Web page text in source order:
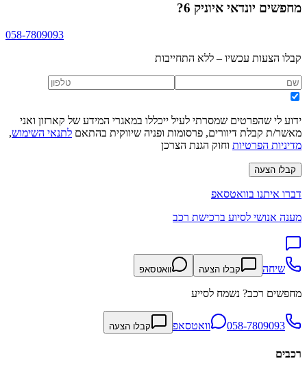
מחפשים יונדאי איוניק 6 ?
058-7809093
קבלו הצעות עכשיו – ללא התחייבות
ידוע לי שהפרטים שמסרתי לעיל ייכללו במאגרי המידע של קארזון ואני
מאשר/ת קבלת דיוורים, פרסומות ופניה שיווקית בהתאם לתנאי השימוש,
מדיניות הפרטיות וחוק הגנת הצרכן
קבלו הצעה
דברו איתנו בוואטסאפ
מענה אנושי לסיוע ברכישת רכב
שיחה קבלו הצעה וואטסאפ
מחפשים רכב? נשמח לסייע
058-7809093 וואטסאפ קבלו הצעה
רכבים